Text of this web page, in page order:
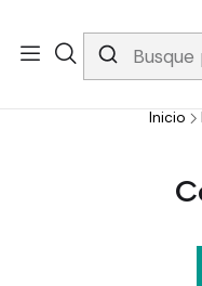
Whatsapp 3229079958/ Fijo
gratis apartir de 199.000!
Inicio